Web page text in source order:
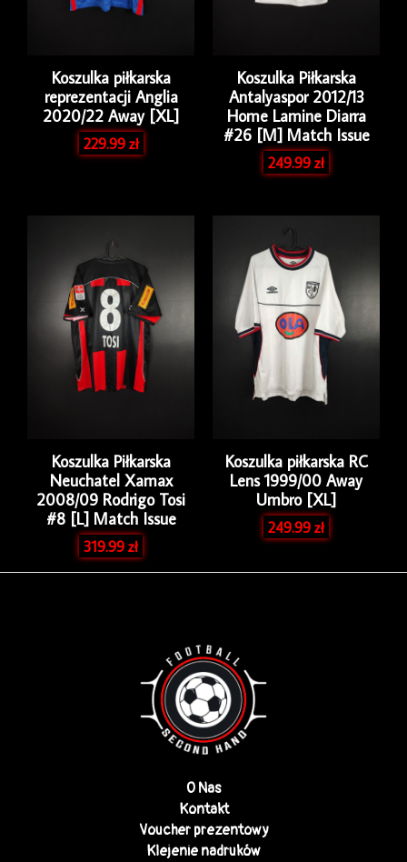
Koszulka piłkarska
reprezentacji Anglia
2020/22 Away [XL]
229.99zł
Koszulka Piłkarska
Antalyaspor 2012/13
Home Lamine Diarra
#26 [M] Match Issue
249.99zł
Koszulka Piłkarska
Neuchatel Xamax
2008/09 Rodrigo Tosi
#8 [L] Match Issue
319.99zł
Koszulka piłkarska RC
Lens 1999/00 Away
Umbro [XL]
249.99zł
O Nas
Kontakt
Voucher prezentowy
Klejenie nadruków